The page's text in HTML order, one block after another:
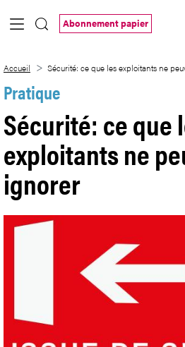
Saut au contenu principal
Abonnement papier
Accueil Sécurité: ce que les exploitants ne
Pratique
Sécurité: ce que
exploitants ne
ignorer